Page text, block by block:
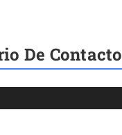
De Contacto